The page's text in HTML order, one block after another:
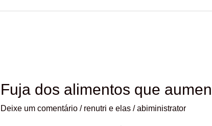
Fuja dos alimentos que
Deixe um comentário / renutri e elas/abiministrator
alimentos
que
aumentam